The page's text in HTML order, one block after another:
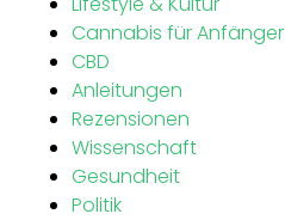
Cannabis für Anfänger
CBD
Anleitungen
Rezensionen
Wissenschaft
Gesundheit
Politik